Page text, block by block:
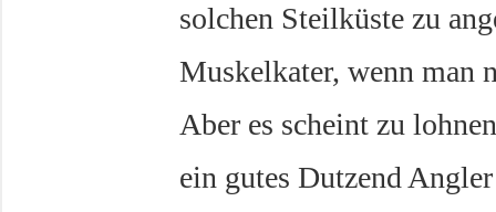
solchen Steilküste zu
Muskelkater, wenn man
Aber es scheint zu
ein gutes Dutzend